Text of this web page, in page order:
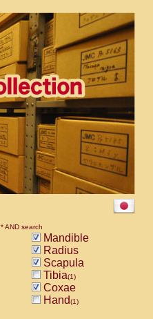
* AND search
Mandible
Radius
Scapula
Tibia(1)
Coxae
Hand(1)